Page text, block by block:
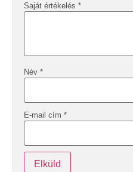
Saját értékelés *
Név *
E-mail cím *